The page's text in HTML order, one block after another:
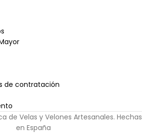
de contratación
de Velas y Velones Artesanales. Hechas
en España